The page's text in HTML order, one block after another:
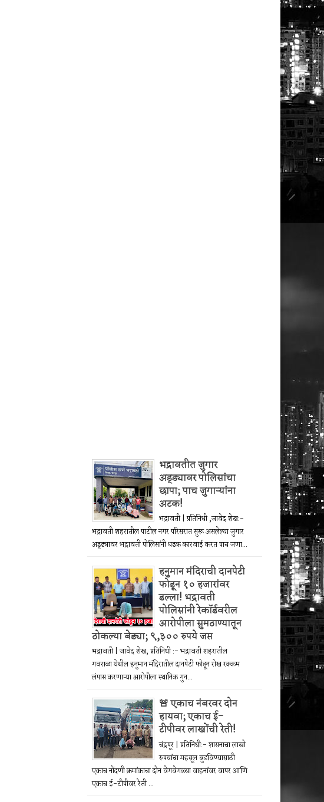
भद्रावतीत जुगार
अड्ड्यावर पोलिसांचा
छापा; पाच जुगाऱ्यांना
अटक!
भद्रावती | प्रतिनिधी ,जावेद शेख:-
भद्रावती शहरातील पाटील नगर परिसरात सुरू असलेल्या जुगार
अड्ड्यावर भद्रावती पोलिसांनी धडक कारवाई करत पाच जणा...
हनुमान मंदिराची दानपेटी
फोडून १० हजारांवर
डल्ला! भद्रावती
पोलिसांनी रेकॉर्डवरील
आरोपीला सुमठाण्यातून
ठोकल्या बेड्या; ९,३०० रुपये जप्त
भद्रावती | जावेद शेख, प्रतिनिधी :- भद्रावती शहरातील
गवराळा येथील हनुमान मंदिरातील दानपेटी फोडून रोख रक्कम
लंपास करणाऱ्या आरोपीला स्थानिक गुन...
🚨 एकाच नंबरवर दोन
हायवा; एकाच ई-
टीपीवर लाखोंची रेती!
चंद्रपूर | प्रतिनिधी:- शासनाचा लाखो
रुपयांचा महसूल बुडविण्यासाठी
एकाच नोंदणी क्रमांकाचा दोन वेगवेगळ्या वाहनांवर वापर आणि
एकाच ई-टीपीवर रेती ...